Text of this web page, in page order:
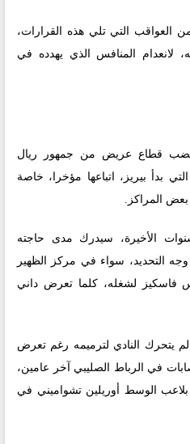
العواقب التي تلي هذه القرارات،
المنافس الذي يهدده في
غضب قطاع عريض من جمهور ريال
بدأ بيريز، اتباعها مؤخرا، خاصة
بعض المراكز.
الأخيرة، سيدرك مدى حاجته
التحديد، سواء في مركز الظهير
فاسكيز لشغله، كلما تعرض داني
يتحرك النادي لترميمه رغم تعرض
لإصابات في الرباط الصليبي آخر عامين،
بلاعب الوسط أوريلين تشواميني في